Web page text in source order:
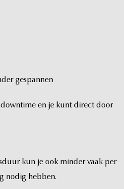
gespannen
downtime en je kunt direct door
kun je ook minder vaak per
nodig hebben.